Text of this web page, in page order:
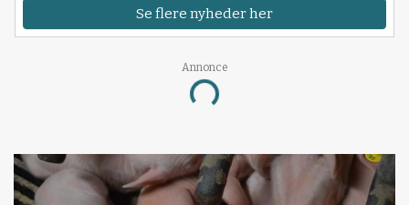
Se flere nyheder her
Annonce
Loading...